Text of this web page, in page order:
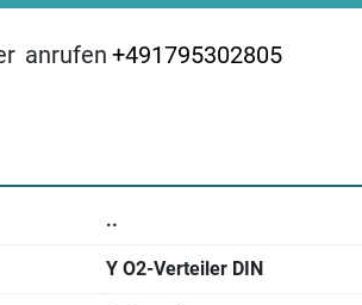
anrufen +491795302805
..
Y O2-Verteiler DIN